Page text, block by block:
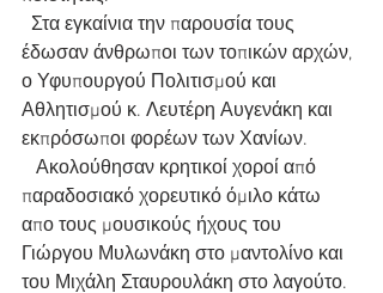
έδωσαν άνθρωποι των τοπικών αρχών,
ο Υφυπουργού Πολιτισμού και
Αθλητισμού κ. Λευτέρη Αυγενάκη και
εκπρόσωποι φορέων των Χανίων.
παραδοσιακό χορευτικό όμιλο κάτω
απο τους μουσικούς ήχους του
Γιώργου Μυλωνάκη στο μαντολίνο και
του Μιχάλη Σταυρουλάκη στο λαγούτο.